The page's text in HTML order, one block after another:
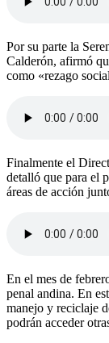
Por su parte la
Calderón, afirmó
como «rezago
Finalmente el
detalló que para el
áreas de acción
En el mes de
penal andina. En
manejo y reciclaje
podrán acceder